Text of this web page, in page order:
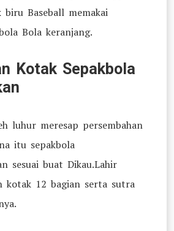
Baseball memakai
Bola keranjang.
Kotak Sepakbola
luhur meresap persembahan
itu sepakbola
sesuai buat Dikau.Lahir
kotak 12 bagian serta sutra